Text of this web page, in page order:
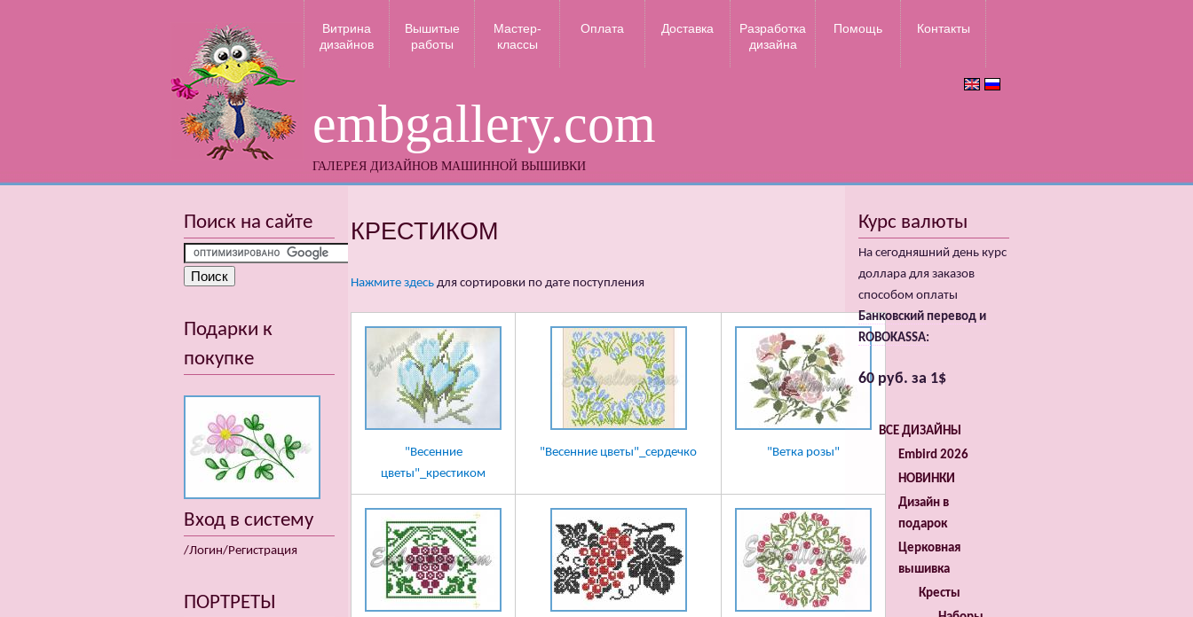
embgallery.com
ГАЛЕРЕЯ ДИЗАЙНОВ МАШИННОЙ ВЫШИВКИ
Витрина
дизайнов
Вышитые
работы
Мастер-
классы
Оплата Доставка
Разработка
дизайна
Помощь Контакты
КРЕСТИКОМ
Нажмите здесь для сортировки по дате поступления
"Весенние
цветы"_крестиком
"Весенние цветы"_сердечко "Ветка розы"
Поиск на сайте
Подарки к
покупке
Вход в систему
/Логин/Регистрация
ПОРТРЕТЫ
Курс валюты
На сегодняшний день курс
доллара для заказов
способом оплаты
Банковский перевод и
ROBOKASSA:
60 руб. за 1$
ВСЕ ДИЗАЙНЫ
Embird 2026
НОВИНКИ
Дизайн в
подарок
Церковная
вышивка
Кресты